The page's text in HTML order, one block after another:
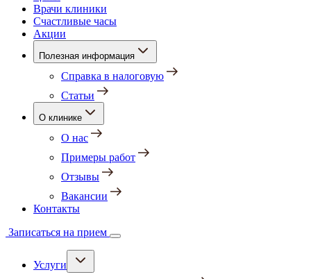
Врачи клиники
Счастливые часы
Акции
Полезная информация
Справка в налоговую
Статьи
О клинике
О нас
Примеры работ
Отзывы
Вакансии
Контакты
Записаться на прием
Услуги